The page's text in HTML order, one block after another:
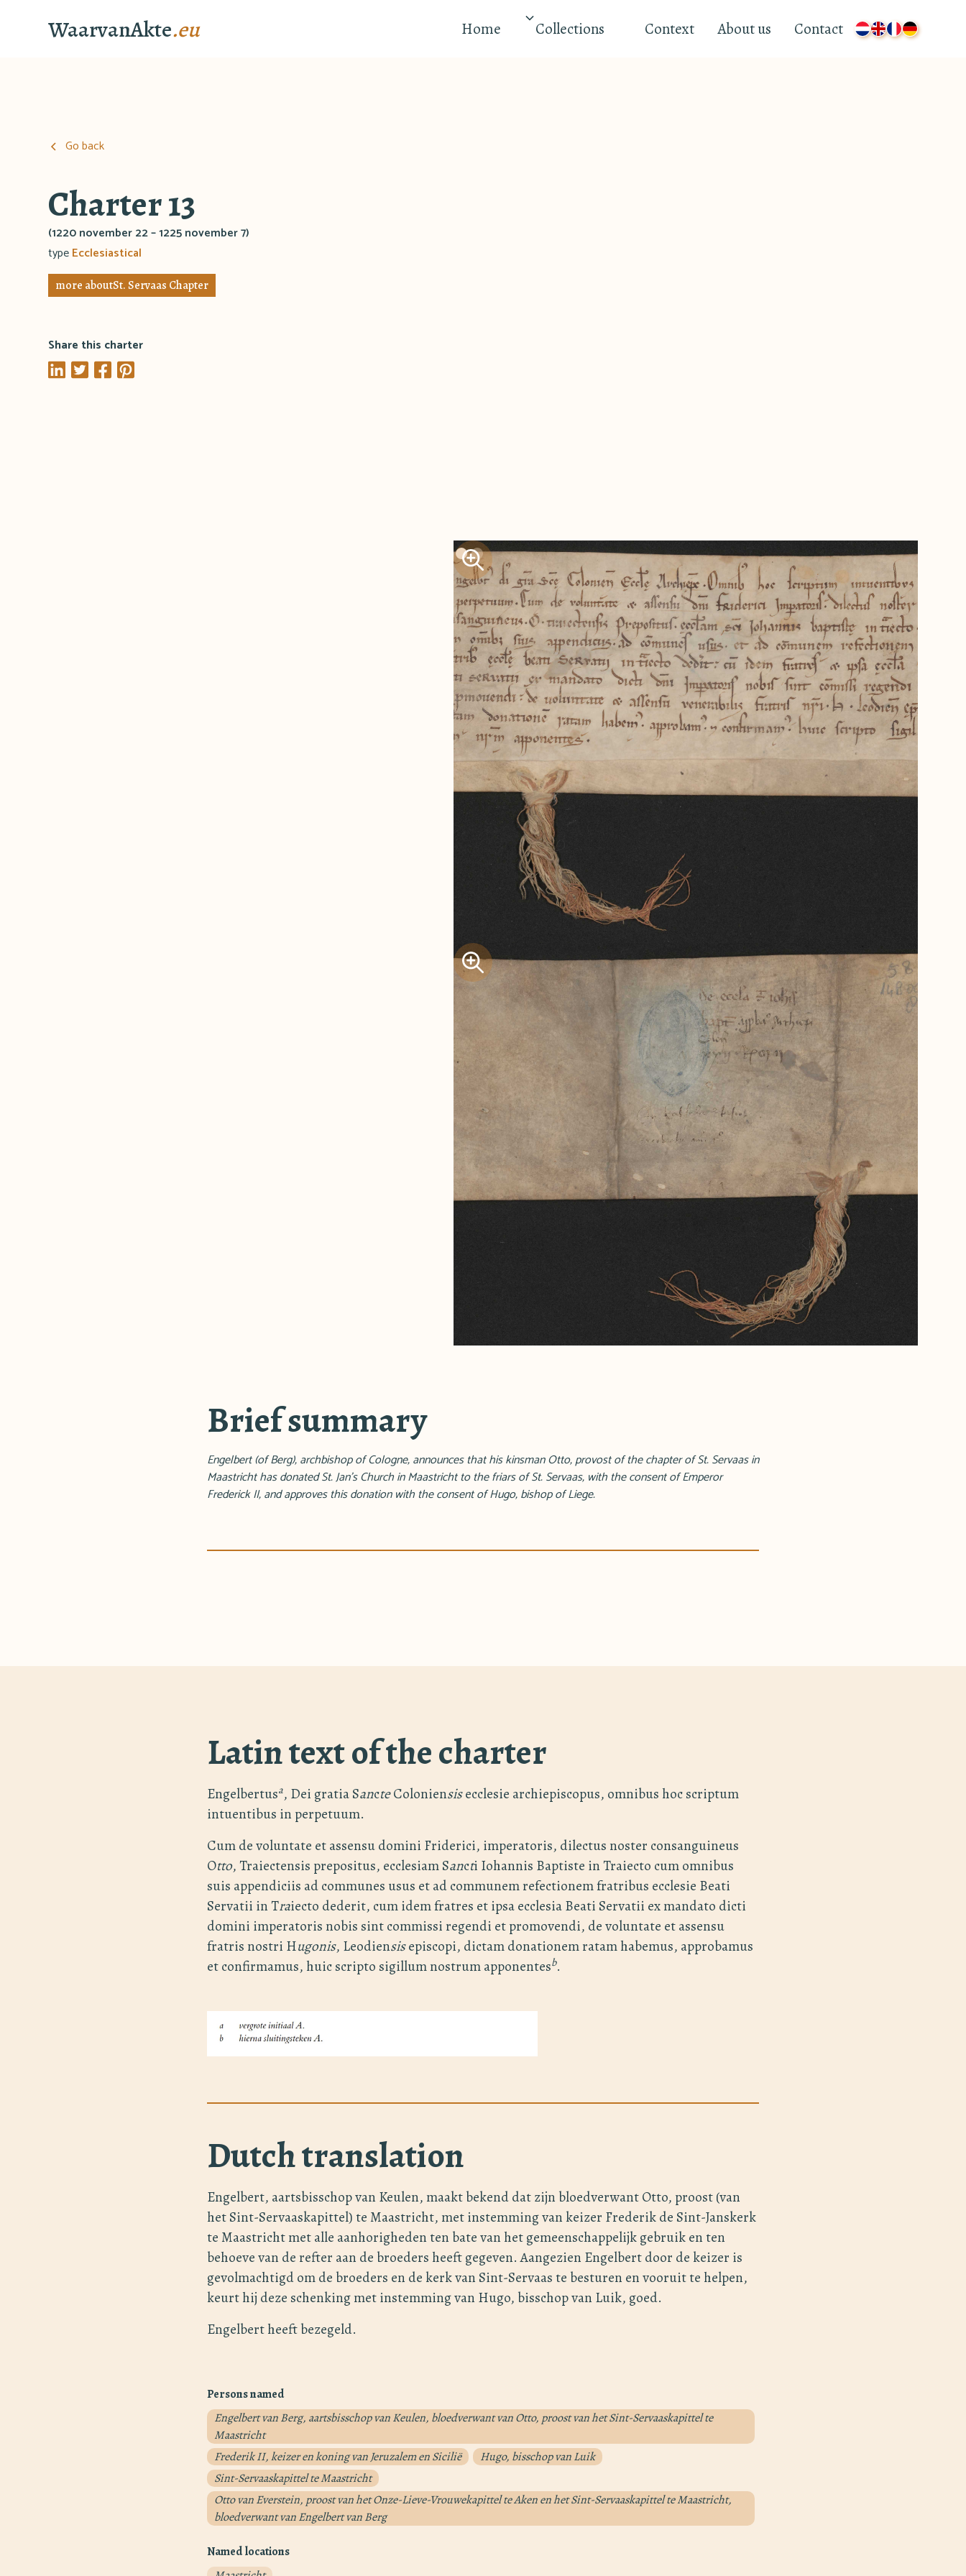
WaarvanAkte.eu Home Collections Context About us Contact
Go back
Charter 13
(1220 november 22 – 1225 november 7)
typeEcclesiastical
more aboutSt. Servaas Chapter
Share this charter
Brief summary
Engelbert (of Berg), archbishop of Cologne, announces that his kinsman Otto, provost of the chapter of St. Servaas in
Maastricht has donated St. Jan's Church in Maastricht to the friars of St. Servaas, with the consent of Emperor
Frederick II, and approves this donation with the consent of Hugo, bishop of Liege.
Latin text of the charter
Engelbertusa, Dei gratia SancteColoniensisecclesie archiepiscopus, omnibus hoc scriptum
intuentibus in perpetuum.
Cum de voluntate et assensu domini Friderici, imperatoris, dilectus noster consanguineus
Otto, Traiectensis prepositus, ecclesiam Sancti Iohannis Baptiste in Traiecto cum omnibus
suis appendiciis ad communes usus et ad communem refectionem fratribus ecclesie Beati
Servatii in Traiecto dederit, cum idem fratres et ipsa ecclesia Beati Servatii ex mandato dicti
domini imperatoris nobis sint commissi regendi et promovendi, de voluntate et assensu
fratris nostri Hugonis, Leodiensisepiscopi, dictam donationem ratam habemus, approbamus
et confirmamus, huic scripto sigillum nostrum apponentesb.
Dutch translation
Engelbert, aartsbisschop van Keulen, maakt bekend dat zijn bloedverwant Otto, proost (van
het Sint-Servaaskapittel) te Maastricht, met instemming van keizer Frederik de Sint-Janskerk
te Maastricht met alle aanhorigheden ten bate van het gemeenschappelijk gebruik en ten
behoeve van de refter aan de broeders heeft gegeven. Aangezien Engelbert door de keizer is
gevolmachtigd om de broeders en de kerk van Sint-Servaas te besturen en vooruit te helpen,
keurt hij deze schenking met instemming van Hugo, bisschop van Luik, goed.
Engelbert heeft bezegeld.
Persons named
Engelbert van Berg, aartsbisschop van Keulen, bloedverwant van Otto, proost van het Sint-Servaaskapittel te
Maastricht
Frederik II, keizer en koning van Jeruzalem en Sicilië
Hugo, bisschop van Luik
Sint-Servaaskapittel te Maastricht
Otto van Everstein, proost van het Onze-Lieve-Vrouwekapittel te Aken en het Sint-Servaaskapittel te Maastricht,
bloedverwant van Engelbert van Berg
Named locations